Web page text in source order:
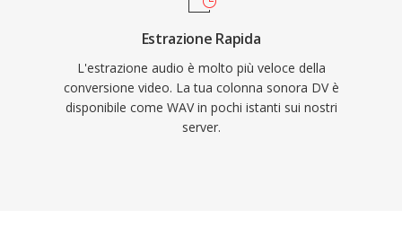
Estrazione Rapida
L'estrazione audio è molto più veloce della
conversione video. La tua colonna sonora DV è
disponibile come WAV in pochi istanti sui nostri
server.